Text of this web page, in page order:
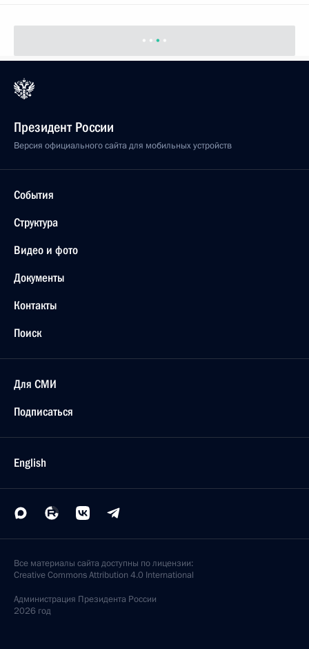
Президент России
Версия официального сайта для мобильных устройств
События
Структура
Видео и фото
Документы
Контакты
Поиск
Для СМИ
Подписаться
English
Все материалы сайта доступны по лицензии:
Creative Commons Attribution 4.0 International
Администрация Президента России
2026 год